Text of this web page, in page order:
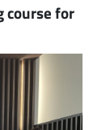
course for